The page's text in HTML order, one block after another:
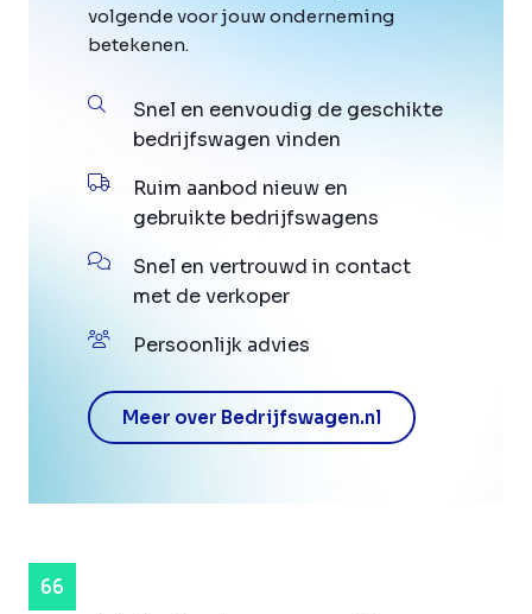
volgende voor jouw onderneming
betekenen.
Snel en eenvoudig de geschikte
bedrijfswagen vinden
Ruim aanbod nieuw en
gebruikte bedrijfswagens
Snel en vertrouwd in contact
met de verkoper
Persoonlijk advies
Meer over Bedrijfswagen.nl